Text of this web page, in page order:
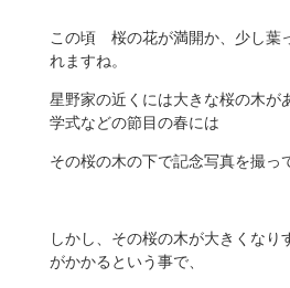
この頃 桜の花が満開か、少し葉
れますね。
星野家の近くには大きな桜の木が
学式などの節目の春には
その桜の木の下で記念写真を撮っ
しかし、その桜の木が大きくな
がかかるという事で、